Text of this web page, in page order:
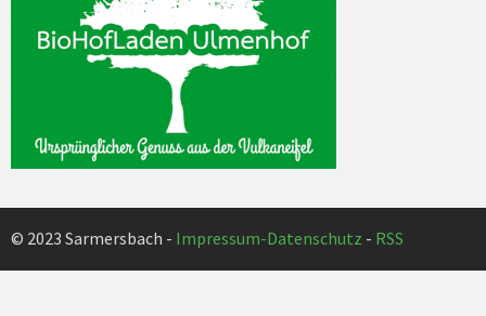
© 2023 Sarmersbach - Impressum-Datenschutz - RSS